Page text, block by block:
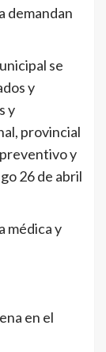
demandan
se
y
y
provincial
y
26 de abril
médica y
en el